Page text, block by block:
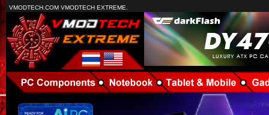
VMODTECH.COM VMODTECH EXTREME.